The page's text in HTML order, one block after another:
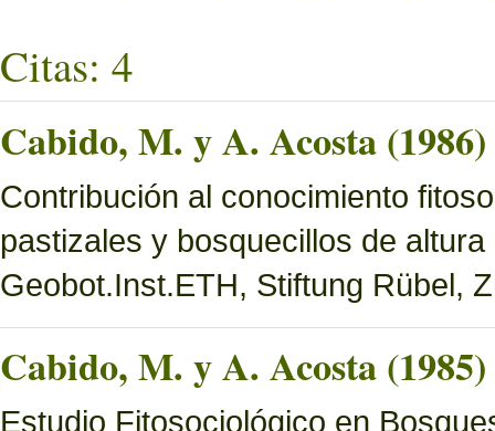
Citas: 4
Cabido, M. y A. Acosta (1986)
Contribución al conocimiento
pastizales y bosquecillos de
Geobot.Inst.ETH, Stiftung Rübel,
Cabido, M. y A. Acosta (1985)
Estudio Fitosociológico en